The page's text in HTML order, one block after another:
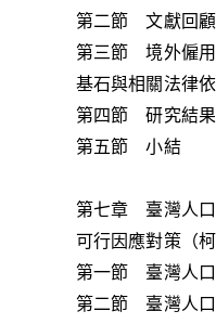
第二節 文獻回顧
第三節 境外僱用
基石與相關法律
第四節 研究結果
第五節 小結
第七章 臺灣人口
可行因應對策（
第一節 臺灣人口
第二節 臺灣人口